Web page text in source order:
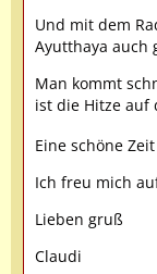
Und mit dem
Ayutthaya auch
Man kommt
ist die Hitze auf
Eine schöne
Ich freu mich
Lieben gruß
Claudi